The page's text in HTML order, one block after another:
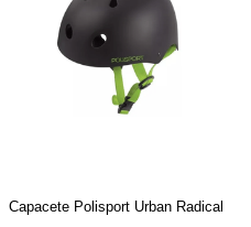
Capacete Polisport Urban Radical